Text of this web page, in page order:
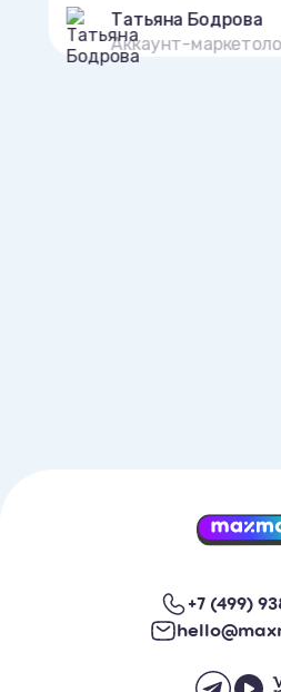
Татьяна Бодрова
Аккаунт-
+7 (499)